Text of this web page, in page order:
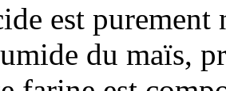
est
du maïs,